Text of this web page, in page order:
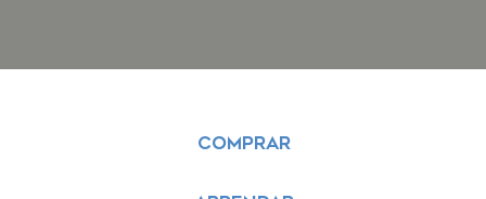
COMPRAR